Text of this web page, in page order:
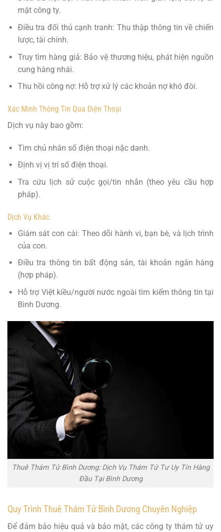
mật công ty.
Điều tra đối thủ cạnh tranh: Thu thập thông tin về chiến
lược, tài chính.
Truy tìm hàng giả: Bảo vệ thương hiệu, phát hiện nguồn
cung hàng nhái.
Thu hồi công nợ: Hỗ trợ xử lý các khoản nợ khó đòi.
Xác Minh Thông Tin Qua Điện Thoại
Dịch vụ này bao gồm:
Tìm chủ nhân số điện thoại nặc danh.
Định vị vị trí số điện thoại.
Tra cứu lịch sử cuộc gọi/tin nhắn (theo yêu cầu hợp
pháp).
Dịch Vụ Khác
Giám sát con cái: Theo dõi hành vi, bạn bè, và lịch trình
của con.
Điều tra thông tin bất động sản, tài khoản ngân hàng
(hợp pháp).
Hỗ trợ Việt kiều/người nước ngoài tìm kiếm thông tin tại
Bình Dương.
Thuê Thám Tử Bình Dương: Dịch Vụ Thám Tử Tư Uy Tín Hàng
Đầu Tại Bình Dương
Quy Trình Thuê Thám Tử Bình Dương Chuyên Nghiệp
Để đảm bảo hiệu quả và bảo mật, các công ty thám tử uy